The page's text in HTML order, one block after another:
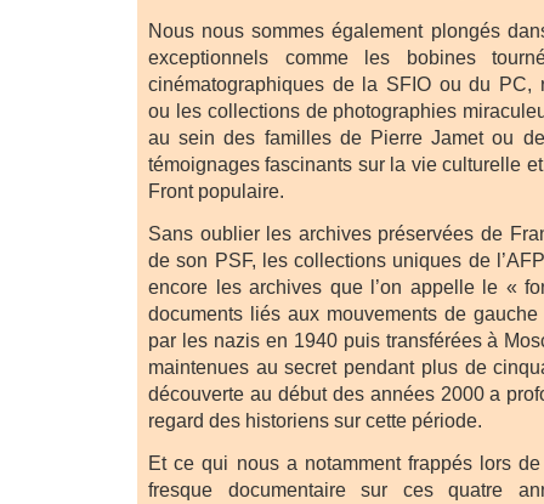
Nous nous sommes également plongés
exceptionnels comme les bobines
cinématographiques de la SFIO ou du PC,
ou les collections de photographies
au sein des familles de Pierre Jamet ou
témoignages fascinants sur la vie culturelle
Front populaire.
Sans oublier les archives préservées de
de son PSF, les collections uniques de
encore les archives que l’on appelle le «
documents liés aux mouvements de
par les nazis en 1940 puis transférées à
maintenues au secret pendant plus de
découverte au début des années 2000 a
regard des historiens sur cette période.
Et ce qui nous a notamment frappés lors
fresque documentaire sur ces quatre